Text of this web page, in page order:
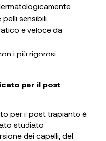
sensibili.
e veloce da
i più rigorosi
per il post
per il post trapianto è
studiato
dei capelli, del